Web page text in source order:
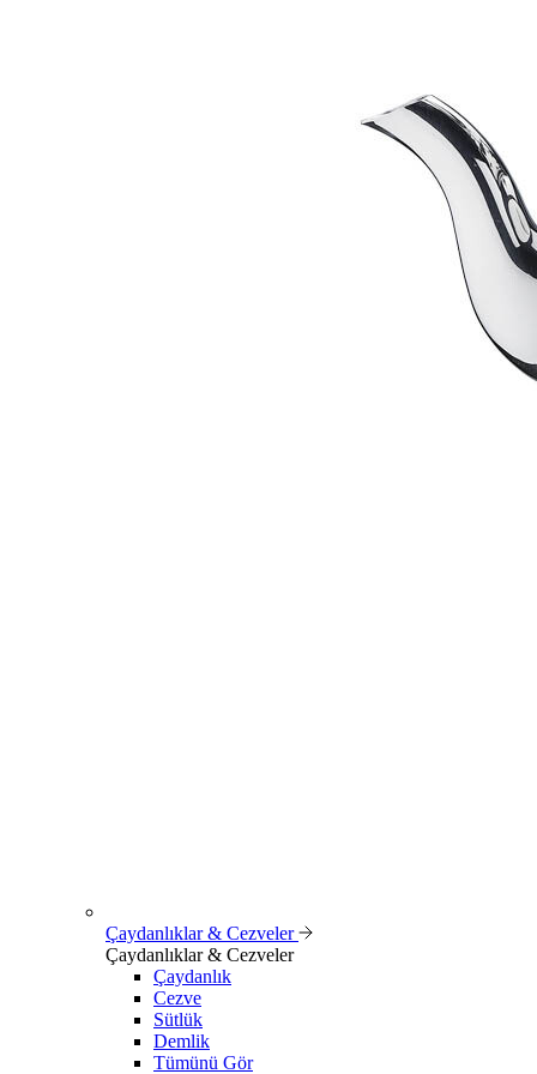
Çaydanlıklar & Cezveler
Çaydanlıklar & Cezveler
Çaydanlık
Cezve
Sütlük
Demlik
Tümünü Gör